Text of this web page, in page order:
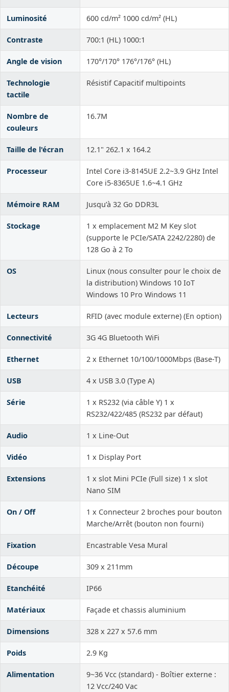
Luminosité 600 cd/m² 1000 cd/m² (HL)
Contraste 700:1 (HL) 1000:1
Angle de vision 170°/170° 176°/176° (HL)
Technologie
tactile
Résistif Capacitif multipoints
Nombre de
couleurs
16.7M
Taille de l'écran 12.1" 262.1 x 164.2
Processeur
Intel Core i3-8145UE 2.2~3.9 GHz Intel
Core i5-8365UE 1.6~4.1 GHz
Mémoire RAM Jusqu’à 32 Go DDR3L
Stockage
1 x emplacement M2 M Key slot
(supporte le PCIe/SATA 2242/2280) de
128 Go à 2 To
OS
Linux (nous consulter pour le choix de
la distribution) Windows 10 IoT
Windows 10 Pro Windows 11
Lecteurs RFID (avec module externe) (En option)
Connectivité 3G 4G Bluetooth WiFi
Ethernet 2 x Ethernet 10/100/1000Mbps (Base-T)
USB 4 x USB 3.0 (Type A)
Série
1 x RS232 (via câble Y) 1 x
RS232/422/485 (RS232 par défaut)
Audio 1 x Line-Out
Vidéo 1 x Display Port
Extensions
1 x slot Mini PCIe (Full size) 1 x slot
Nano SIM
On / Off
1 x Connecteur 2 broches pour bouton
Marche/Arrêt (bouton non fourni)
Fixation Encastrable Vesa Mural
Découpe 309 x 211mm
Etanchéité IP66
Matériaux Façade et chassis aluminium
Dimensions 328 x 227 x 57.6 mm
Poids 2.9 Kg
Alimentation
9~36 Vcc (standard) - Boîtier externe :
12 Vcc/240 Vac